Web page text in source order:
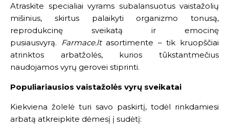
Atraskite specialiai vyrams subalansuotus vaistažolių
mišinius, skirtus palaikyti organizmo tonusą,
reprodukcinę sveikatą ir emocinę
pusiausvyrą. Farmace.ltasortimente – tik kruopščiai
atrinktos arbatžolės, kurios tūkstantmečius
naudojamos vyrų gerovei stiprinti.
Populiariausios vaistažolės vyrų sveikatai
Kiekviena žolelė turi savo paskirtį, todėl rinkdamiesi
arbatą atkreipkite dėmesį į sudėtį: